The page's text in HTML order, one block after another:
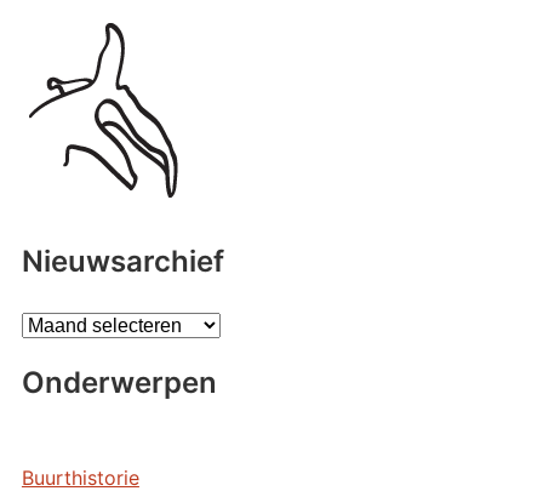
Nieuwsarchief
A
c
e
Onderwerpen
Buurthistorie